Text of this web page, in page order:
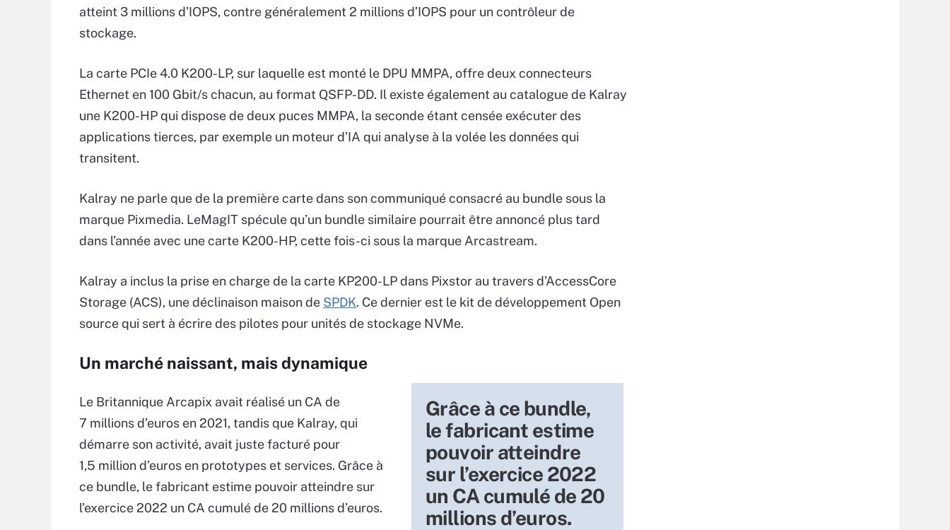
atteint 3 millions d’IOPS, contre généralement 2 millions d’IOPS pour un contrôleur de
stockage.
La carte PCIe 4.0 K200-LP, sur laquelle est monté le DPU MMPA, offre deux connecteurs
Ethernet en 100 Gbit/s chacun, au format QSFP-DD. Il existe également au catalogue de Kalray
une K200-HP qui dispose de deux puces MMPA, la seconde étant censée exécuter des
applications tierces, par exemple un moteur d’IA qui analyse à la volée les données qui
transitent.
Kalray ne parle que de la première carte dans son communiqué consacré au bundle sous la
marque Pixmedia. LeMagIT spécule qu’un bundle similaire pourrait être annoncé plus tard
dans l’année avec une carte K200-HP, cette fois-ci sous la marque Arcastream.
Kalray a inclus la prise en charge de la carte KP200-LP dans Pixstor au travers d’AccessCore
Storage (ACS), une déclinaison maison de SPDK. Ce dernier est le kit de développement Open
source qui sert à écrire des pilotes pour unités de stockage NVMe.
Un marché naissant, mais dynamique
Grâce à ce bundle,
le fabricant estime
pouvoir atteindre
sur l’exercice 2022
un CA cumulé de 20
millions d’euros.
Le Britannique Arcapix avait réalisé un CA de
7 millions d’euros en 2021, tandis que Kalray, qui
démarre son activité, avait juste facturé pour
1,5 million d’euros en prototypes et services. Grâce à
ce bundle, le fabricant estime pouvoir atteindre sur
l’exercice 2022 un CA cumulé de 20 millions d’euros.